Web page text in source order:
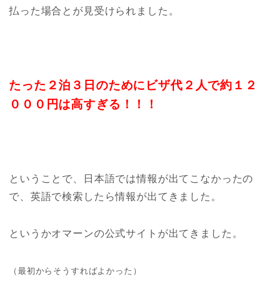
払った場合とが見受けられました。
たった２泊３日のためにビザ代２人で約１２
０００円は高すぎる！！！
ということで、日本語では情報が出てこなかったの
で、英語で検索したら情報が出てきました。
というかオマーンの公式サイトが出てきました。
（最初からそうすればよかった）